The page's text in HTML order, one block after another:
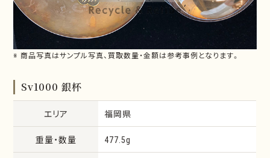
※ 商品写真はサンプル写真、買取数量・金額は参考事例となります。
Sv1000 銀杯
エリア 福岡県
重量・数量 477.5g